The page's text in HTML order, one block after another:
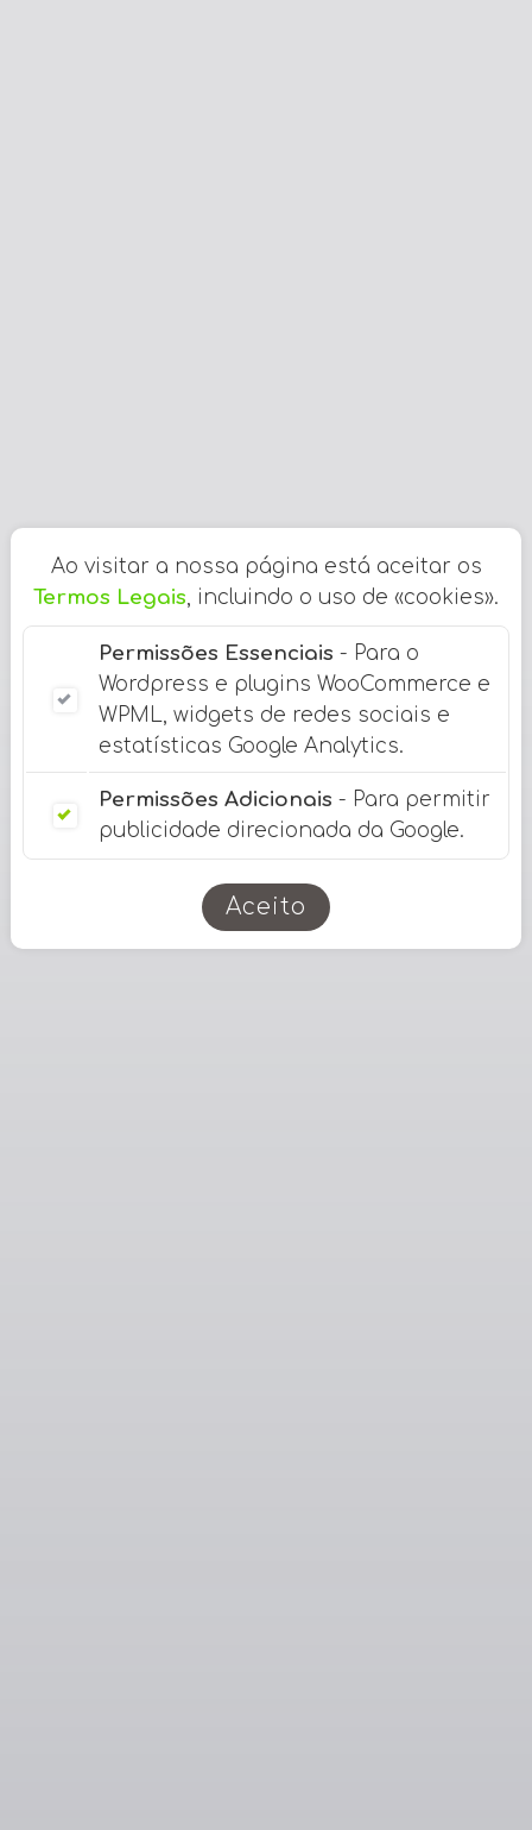
Ao visitar a nossa página está aceitar os
Termos Legais, incluindo o uso de «cookies».
Permissões Essenciais - Para o
Wordpress e plugins WooCommerce e
WPML, widgets de redes sociais e
estatísticas Google Analytics.
Permissões Adicionais - Para permitir
publicidade direcionada da Google.
Aceito